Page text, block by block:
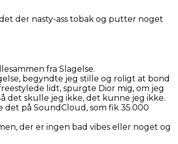
der nasty-ass tobak og putter noget
fra Slagelse.
begyndte jeg stille og roligt at bond
lidt, spurgte Dior mig, om jeg
det skulle jeg ikke, det kunne jeg ikke.
det på SoundCloud, som fik 35.000
der er ingen bad vibes eller noget og